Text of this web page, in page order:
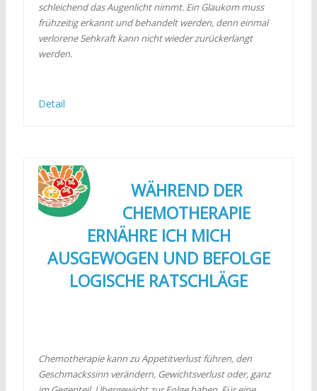
schleichend das Augenlicht nimmt. Ein Glaukom muss
frühzeitig erkannt und behandelt werden, denn einmal
verlorene Sehkraft kann nicht wieder zurückerlangt
werden.
Detail
WÄHREND DER
CHEMOTHERAPIE
ERNÄHRE ICH MICH
AUSGEWOGEN UND BEFOLGE
LOGISCHE RATSCHLÄGE
Chemotherapie kann zu Appetitverlust führen, den
Geschmackssinn verändern, Gewichtsverlust oder, ganz